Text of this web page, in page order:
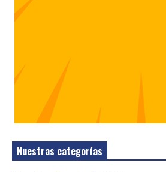
Nuestras categorías